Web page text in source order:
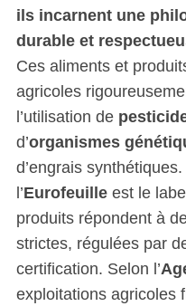
ils incarnent une
durable et
Ces aliments et
agricoles
l’utilisation de
d’organismes
d’engrais
l’Eurofeuilleest le
produits répondent à
strictes, régulées par
certification. Selon l’
exploitations agricoles